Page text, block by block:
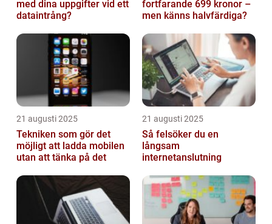
med dina uppgifter vid ett
dataintrång?
fortfarande 699 kronor –
men känns halvfärdiga?
21 augusti 2025
Tekniken som gör det
möjligt att ladda mobilen
utan att tänka på det
21 augusti 2025
Så felsöker du en
långsam
internetanslutning